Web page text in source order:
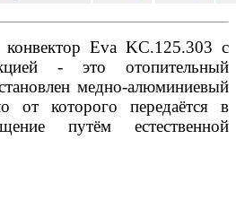
Eva KC.125.303 с
- это отопительный
медно-алюминиевый
от которого передаётся в
путём естественной